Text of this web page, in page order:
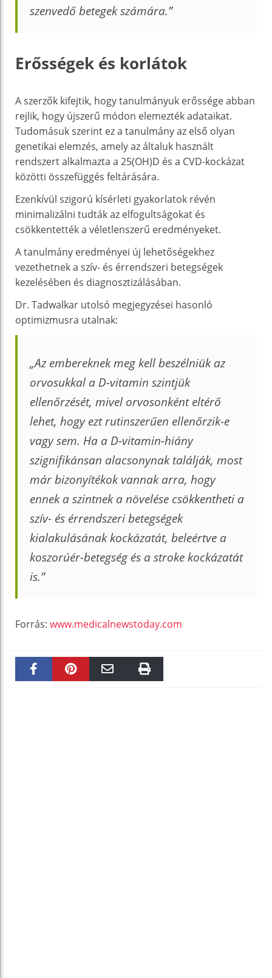
szenvedő betegek számára.”
Erősségek és korlátok
A szerzők kifejtik, hogy tanulmányuk erőssége abban
rejlik, hogy újszerű módon elemezték adataikat.
Tudomásuk szerint ez a tanulmány az első olyan
genetikai elemzés, amely az általuk használt
rendszert alkalmazta a 25(OH)D és a CVD-kockázat
közötti összefüggés feltárására.
Ezenkívül szigorú kísérleti gyakorlatok révén
minimalizálni tudták az elfogultságokat és
csökkentették a véletlenszerű eredményeket.
A tanulmány eredményei új lehetőségekhez
vezethetnek a szív- és érrendszeri betegségek
kezelésében és diagnosztizálásában.
Dr. Tadwalkar utolsó megjegyzései hasonló
optimizmusra utalnak:
„Az embereknek meg kell beszélniük az
orvosukkal a D-vitamin szintjük
ellenőrzését, mivel orvosonként eltérő
lehet, hogy ezt rutinszerűen ellenőrzik-e
vagy sem. Ha a D-vitamin-hiány
szignifikánsan alacsonynak találják, most
már bizonyítékok vannak arra, hogy
ennek a szintnek a növelése csökkentheti a
szív- és érrendszeri betegségek
kialakulásának kockázatát, beleértve a
koszorúér-betegség és a stroke kockázatát
is.”
Forrás: www.medicalnewstoday.com